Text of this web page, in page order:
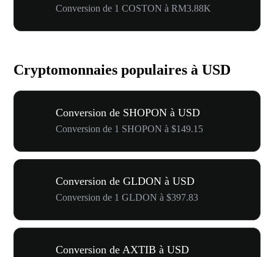
Conversion de 1 COSTON à RM3.88K
Cryptomonnaies populaires à USD
Conversion de SHOPON à USD
Conversion de 1 SHOPON à $149.15
Conversion de GLDON à USD
Conversion de 1 GLDON à $397.83
Conversion de AXTIB à USD